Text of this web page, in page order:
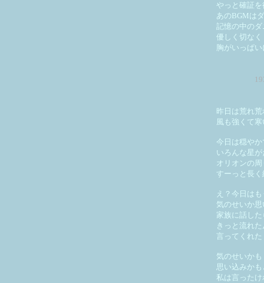
やっと確証を
あのBGMは
記憶の中の
優しく切なく
胸がいっぱ
昨日は荒れ
風も強くて
今日は穏やか
いろんな星
オリオンの
すーっと長
え？今日は
気のせいか
家族に話した
きっと流れ
言ってくれた
気のせいかも
思い込みかも
私は言ったけ